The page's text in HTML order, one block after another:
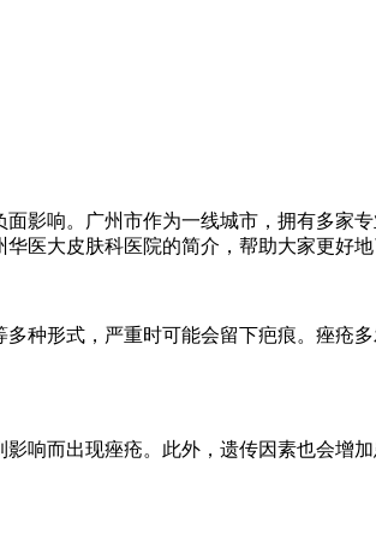
影响。广州市作为一线城市，拥有多家
医大皮肤科医院的简介，帮助大家更好地
种形式，严重时可能会留下疤痕。痤疮
响而出现痤疮。此外，遗传因素也会增加